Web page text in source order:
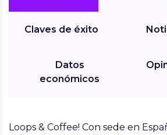
Claves de éxito
Datos
económicos
Loops & Coffee! Con sede en